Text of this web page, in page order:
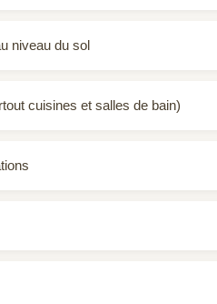
niveau du sol
cuisines et salles de bain)